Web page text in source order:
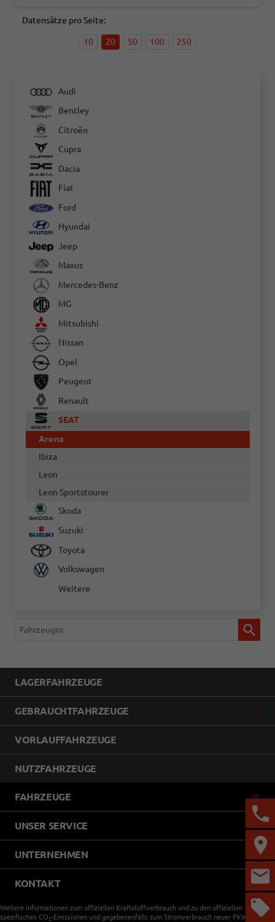
Datensätze pro Seite:
10 20 50 100 250
Audi
Bentley
Citroën
Cupra
Dacia
Fiat
Ford
Hyundai
Jeep
Maxus
Mercedes-Benz
MG
Mitsubishi
Nissan
Opel
Peugeot
Renault
SEAT
Arona
Ibiza
Leon
Leon Sportstourer
Skoda
Suzuki
Toyota
Volkswagen
Weitere
Fahrzeugnr.
LAGERFAHRZEUGE
GEBRAUCHTFAHRZEUGE
VORLAUFFAHRZEUGE
NUTZFAHRZEUGE
FAHRZEUGE
UNSER SERVICE
UNTERNEHMEN
KONTAKT
Weitere Informationen zum offiziellen Kraftstoffverbrauch und zu den offiziellen
spezifischen CO 2-Emissionen und gegebenenfalls zum Stromverbrauch neuer PKW können